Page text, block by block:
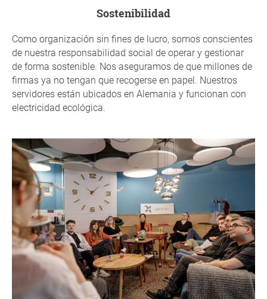
sostenibilidad
Como organización sin fines de lucro, somos conscientes
de nuestra responsabilidad social de operar y gestionar
de forma sostenible. Nos aseguramos de que millones de
firmas ya no tengan que recogerse en papel. Nuestros
servidores están ubicados en Alemania y funcionan con
electricidad ecológica.